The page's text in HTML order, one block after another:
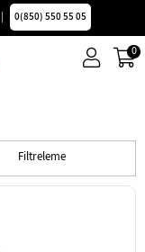
0(850) 550 55 05
0
Filtreleme